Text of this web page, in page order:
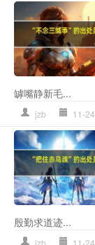
罅嘴静新毛...
jzb 11-24
殷勤求道迹...
jzb 11-24